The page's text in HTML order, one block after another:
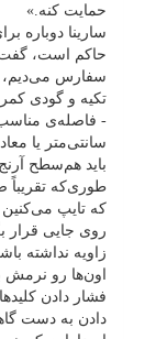
حمایت کنه.»
سارینا دوباره
حاکم است،
سفارس می‌دیم،
تکیه و گودی
- فاصله‌ی مناسب
سانتی‌متر یا
باید هم‌سطح
طوری‌که تقریباً
که تایپ می‌کنین
روی جایی قرار
زاویه نداشته
اون‌ها رو نرمش
فشار دادن
دادن به دست